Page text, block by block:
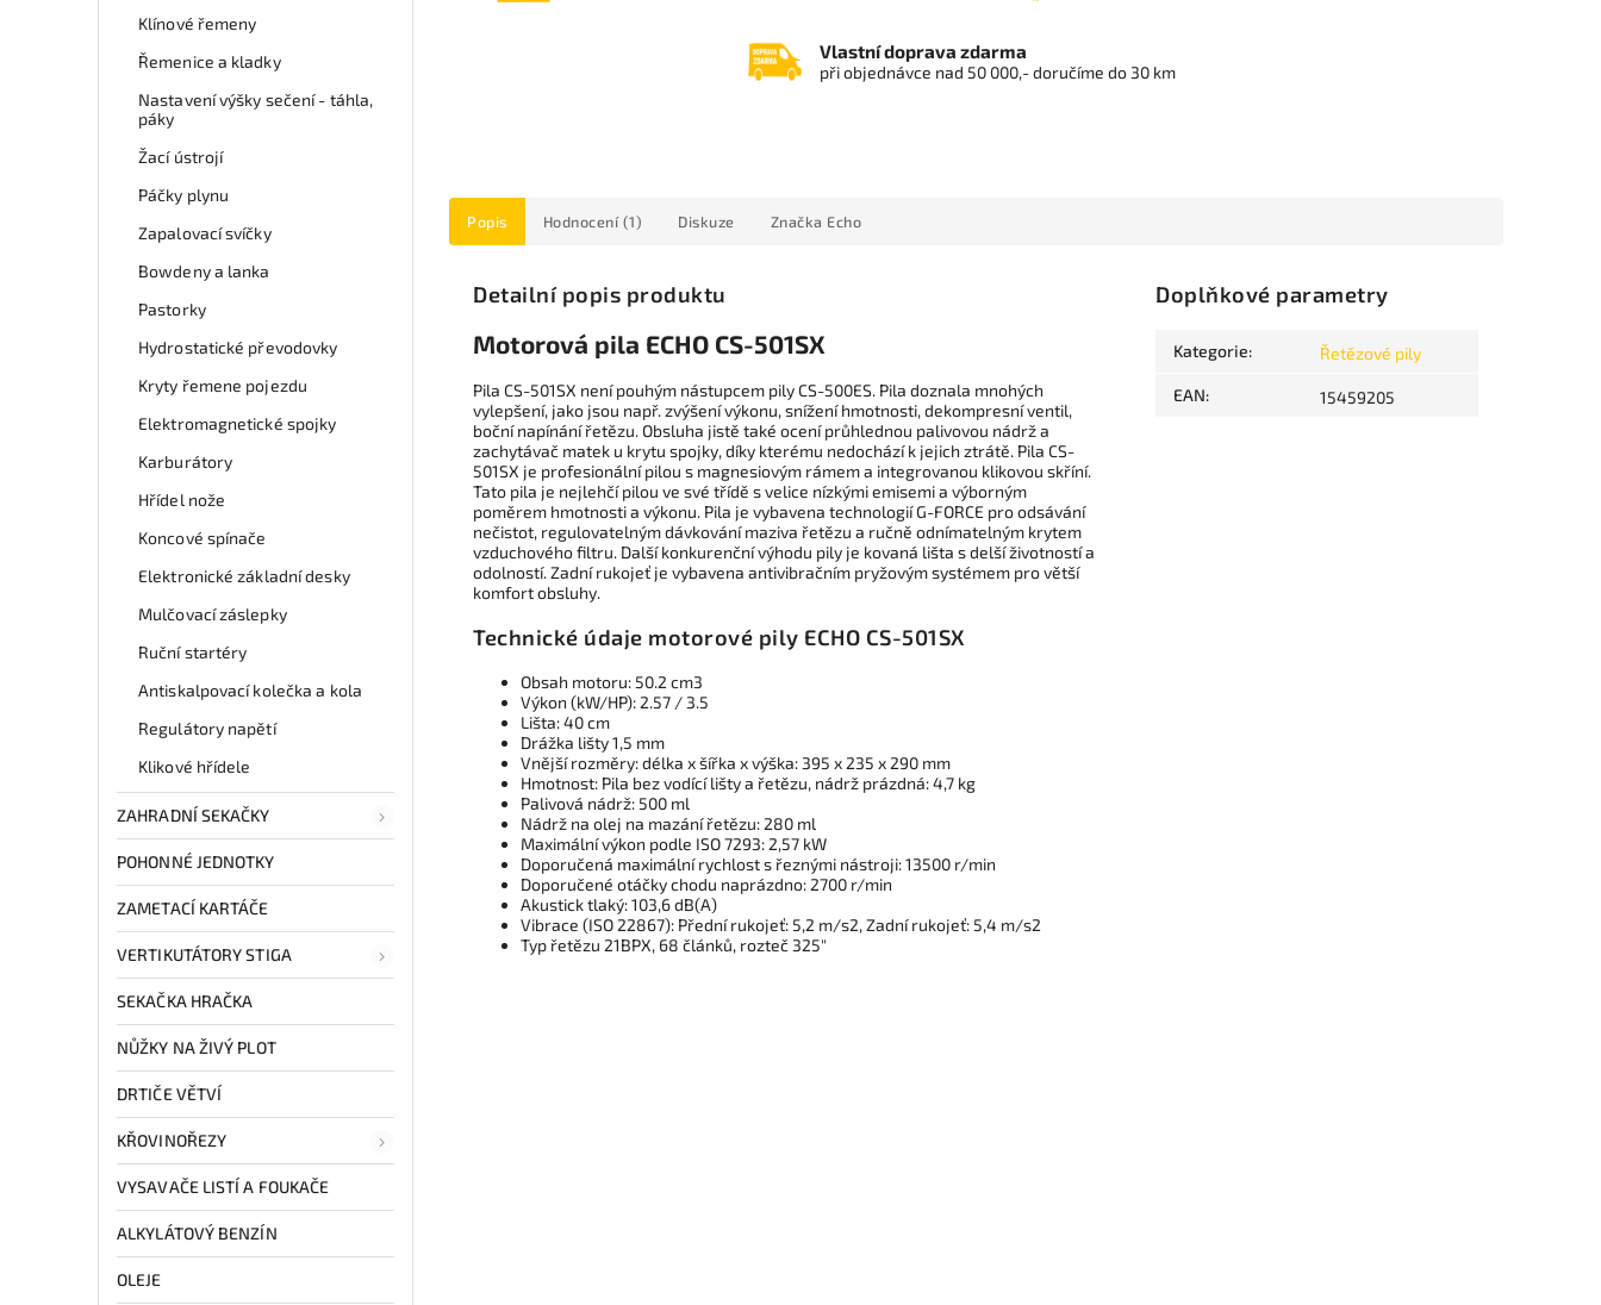
Klínové řemeny
Řemenice a kladky
Nastavení výšky sečení - táhla,
páky
Žací ústrojí
Páčky plynu
Zapalovací svíčky
Bowdeny a lanka
Pastorky
Hydrostatické převodovky
Kryty řemene pojezdu
Elektromagnetické spojky
Karburátory
Hřídel nože
Koncové spínače
Elektronické základní desky
Mulčovací záslepky
Ruční startéry
Antiskalpovací kolečka a kola
Regulátory napětí
Klikové hřídele
ZAHRADNÍ SEKAČKY
POHONNÉ JEDNOTKY
ZAMETACÍ KARTÁČE
VERTIKUTÁTORY STIGA
SEKAČKA HRAČKA
NŮŽKY NA ŽIVÝ PLOT
DRTIČE VĚTVÍ
KŘOVINOŘEZY
VYSAVAČE LISTÍ A FOUKAČE
ALKYLÁTOVÝ BENZÍN
OLEJE
Vlastní doprava zdarma
při objednávce nad 50 000,- doručíme do 30 km
Popis Hodnocení (1) Diskuze Značka Echo
Detailní popis produktu
Motorová pila ECHO CS-501SX
Pila CS-501SX není pouhým nástupcem pily CS-500ES. Pila doznala mnohých
vylepšení, jako jsou např. zvýšení výkonu, snížení hmotnosti, dekompresní ventil,
boční napínání řetězu. Obsluha jistě také ocení průhlednou palivovou nádrž a
zachytávač matek u krytu spojky, díky kterému nedochází k jejich ztrátě. Pila CS-
501SX je profesionální pilou s magnesiovým rámem a integrovanou klikovou skříní.
Tato pila je nejlehčí pilou ve své třídě s velice nízkými emisemi a výborným
poměrem hmotnosti a výkonu. Pila je vybavena technologií G-FORCE pro odsávání
nečistot, regulovatelným dávkování maziva řetězu a ručně odnímatelným krytem
vzduchového filtru. Další konkurenční výhodu pily je kovaná lišta s delší životností a
odolností. Zadní rukojeť je vybavena antivibračním pryžovým systémem pro větší
komfort obsluhy.
Technické údaje motorové pily ECHO CS-501SX
Obsah motoru: 50.2 cm3
Výkon (kW/HP): 2.57 / 3.5
Lišta: 40 cm
Drážka lišty 1,5 mm
Vnější rozměry: délka x šířka x výška: 395 x 235 x 290 mm
Hmotnost: Pila bez vodící lišty a řetězu, nádrž prázdná: 4,7 kg
Palivová nádrž: 500 ml
Nádrž na olej na mazání řetězu: 280 ml
Maximální výkon podle ISO 7293: 2,57 kW
Doporučená maximální rychlost s řeznými nástroji: 13500 r/min
Doporučené otáčky chodu naprázdno: 2700 r/min
Akustick tlaký: 103,6 dB(A)
Vibrace (ISO 22867): Přední rukojeť: 5,2 m/s2, Zadní rukojeť: 5,4 m/s2
Typ řetězu 21BPX, 68 článků, rozteč 325"
Doplňkové parametry
Kategorie: Řetězové pily
EAN: 15459205